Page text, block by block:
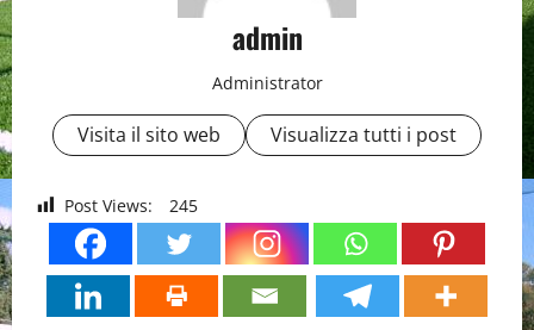
admin
Administrator
Visita il sito web Visualizza tutti i post
Post Views: 245